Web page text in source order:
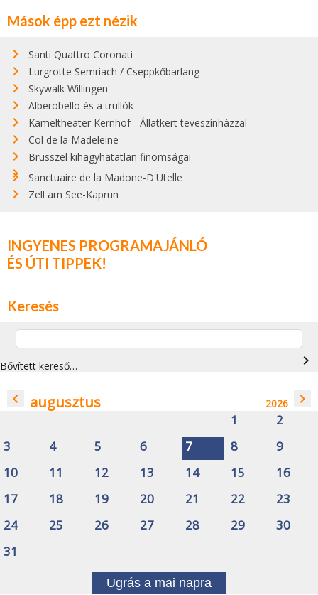
Mások épp ezt nézik
Santi Quattro Coronati
Lurgrotte Semriach / Cseppkőbarlang
Skywalk Willingen
Alberobello és a trullók
Kameltheater Kernhof - Állatkert teveszínházzal
Col de la Madeleine
Brüsszel kihagyhatatlan finomságai
Sanctuaire de la Madone-D'Utelle
Zell am See-Kaprun
INGYENES PROGRAMAJÁNLÓ
ÉS ÚTI TIPPEK!
Keresés
Bővített kereső… navigate_next
navigate_before augusztus 2026 navigate_next
1
2
3
4 5 6 7 8
9
10
11 12 13 14 15
16
17
18 19 20 21 22
23
24
25 26 27 28 29
30
31
Ugrás a mai napra